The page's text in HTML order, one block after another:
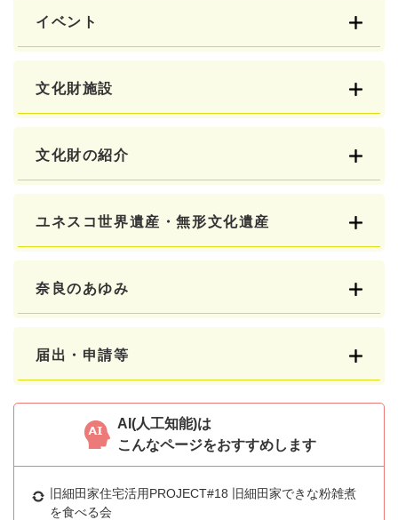
イベント
文化財施設
文化財の紹介
ユネスコ世界遺産・無形文化遺産
奈良のあゆみ
届出・申請等
AI(人工知能)は
こんなページをおすすめします
旧細田家住宅活用PROJECT#18 旧細田家できな粉雑煮
を食べる会